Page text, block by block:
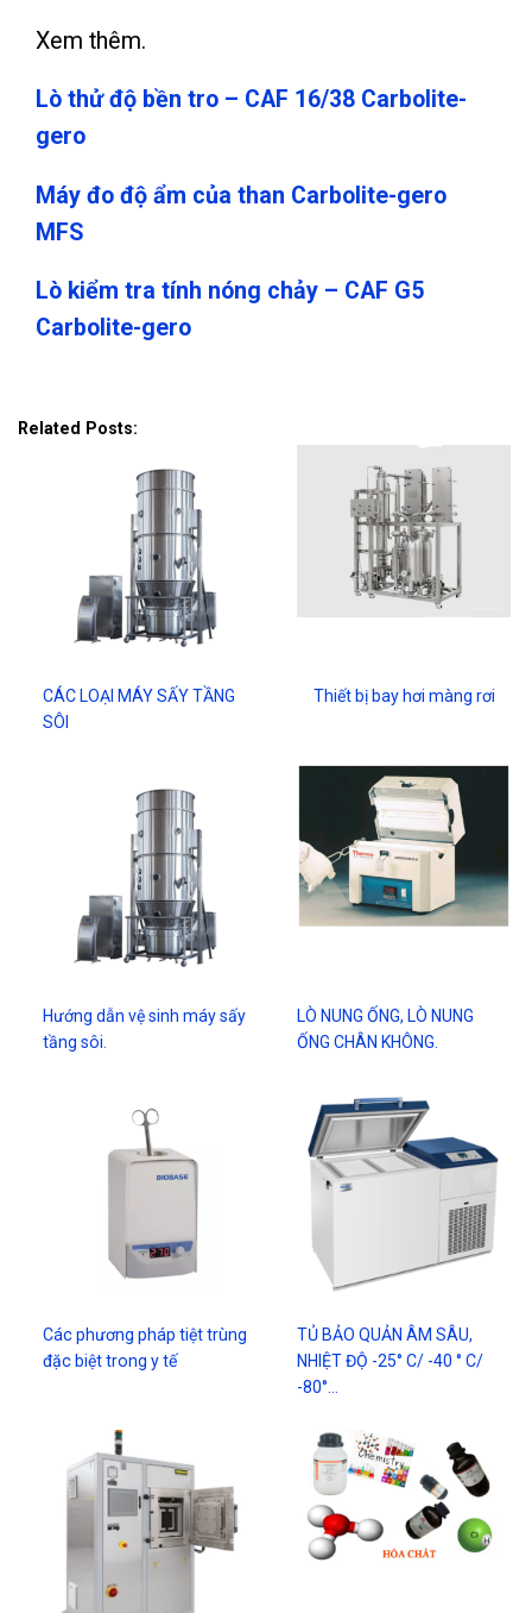
Xem thêm.
Lò thử độ bền tro – CAF 16/38 Carbolite-
gero
Máy đo độ ẩm của than Carbolite-gero
MFS
Lò kiểm tra tính nóng chảy – CAF G5
Carbolite-gero
Related Posts:
CÁC LOẠI MÁY SẤY TẦNG
SÔI
Thiết bị bay hơi màng rơi
Hướng dẫn vệ sinh máy sấy
tầng sôi.
LÒ NUNG ỐNG, LÒ NUNG
ỐNG CHÂN KHÔNG.
Các phương pháp tiệt trùng
đặc biệt trong y tế
TỦ BẢO QUẢN ÂM SÂU,
NHIỆT ĐỘ -25° C/ -40 ° C/
-80°…